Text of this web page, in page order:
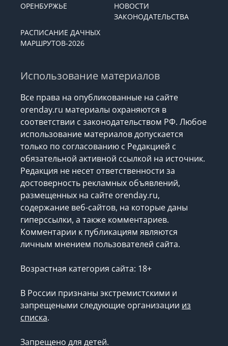
ОРЕНБУРЖЬЕ
НОВОСТИ
ЗАКОНОДАТЕЛЬСТВА
РАСПИСАНИЕ ДАЧНЫХ
МАРШРУТОВ-2026
Использование материалов
Все права на опубликованные на сайте
orenday.ru материалы охраняются в
соответствии с законодательством РФ. Любое
использование материалов допускается
только по согласованию с Редакцией с
обязательной активной ссылкой на источник.
Редакция не несет ответственности за
достоверность рекламных объявлений,
размещенных на сайте orenday.ru,
содержание веб-сайтов, на которые даны
гиперссылки, а также комментариев.
Комментарии к публикациям являются
личным мнением пользователей сайта.
Возрастная категория сайта: 18+
В России признаны экстремистскими и
запрещеными следующие организации из
списка.
Запрещено для детей.